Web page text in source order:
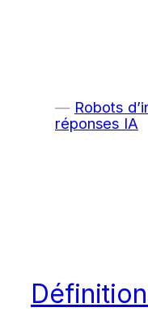
Robots
réponses IA